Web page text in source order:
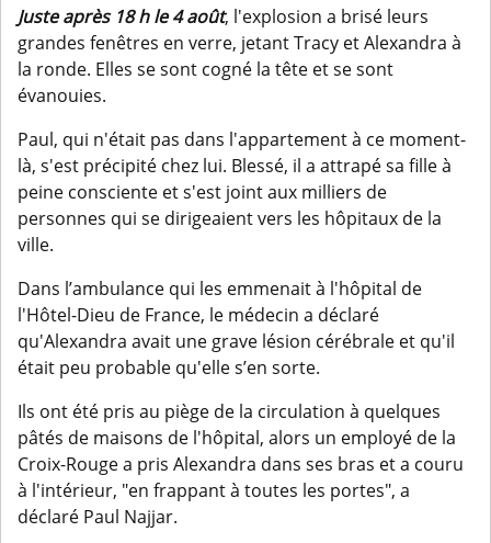
Juste après 18 h le 4 août, l'explosion a brisé leurs
grandes fenêtres en verre, jetant Tracy et Alexandra à
la ronde. Elles se sont cogné la tête et se sont
évanouies.
Paul, qui n'était pas dans l'appartement à ce moment-
là, s'est précipité chez lui. Blessé, il a attrapé sa fille à
peine consciente et s'est joint aux milliers de
personnes qui se dirigeaient vers les hôpitaux de la
ville.
Dans l’ambulance qui les emmenait à l'hôpital de
l'Hôtel-Dieu de France, le médecin a déclaré
qu'Alexandra avait une grave lésion cérébrale et qu'il
était peu probable qu'elle s’en sorte.
Ils ont été pris au piège de la circulation à quelques
pâtés de maisons de l'hôpital, alors un employé de la
Croix-Rouge a pris Alexandra dans ses bras et a couru
à l'intérieur, "en frappant à toutes les portes", a
déclaré Paul Najjar.